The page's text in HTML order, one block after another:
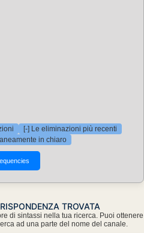
[-] Le eliminazioni più recenti
in chiaro
TROVATA
di sintassi nella tua ricerca. Puoi ottenere
ad una parte del nome del canale.